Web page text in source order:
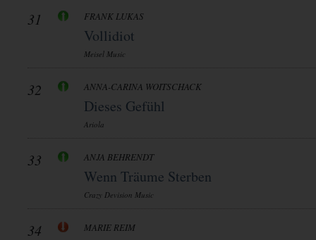
31 FRANK LUKAS
Vollidiot
Meisel Music
32 ANNA-CARINA WOITSCHACK
Dieses Gefühl
Ariola
33 ANJA BEHRENDT
Wenn Träume Sterben
Crazy Devision Music
34 MARIE REIM